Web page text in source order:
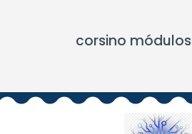
corsino módulos